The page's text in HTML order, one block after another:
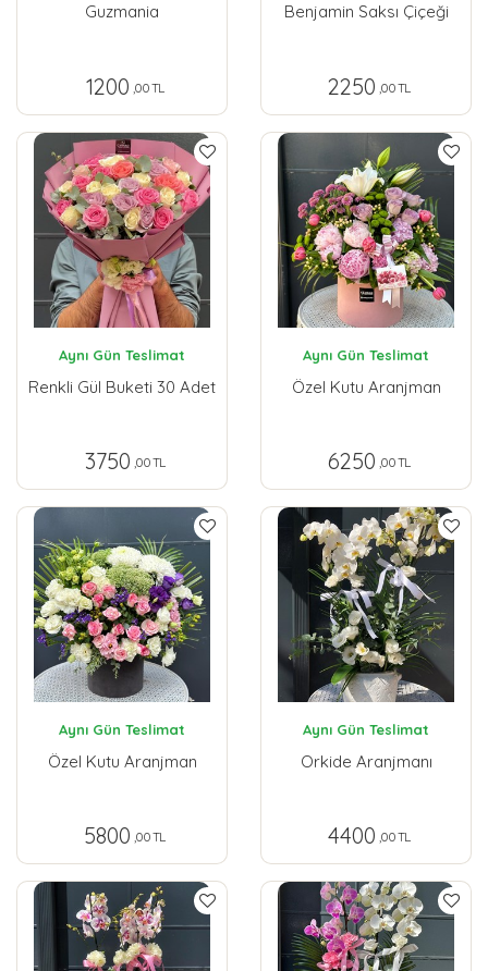
Guzmania
1200 ,00 TL
Benjamin Saksı Çiçeği
2250 ,00 TL
Aynı Gün Teslimat
Renkli Gül Buketi 30 Adet
3750 ,00 TL
Aynı Gün Teslimat
Özel Kutu Aranjman
6250 ,00 TL
Aynı Gün Teslimat
Özel Kutu Aranjman
5800 ,00 TL
Aynı Gün Teslimat
Orkide Aranjmanı
4400 ,00 TL